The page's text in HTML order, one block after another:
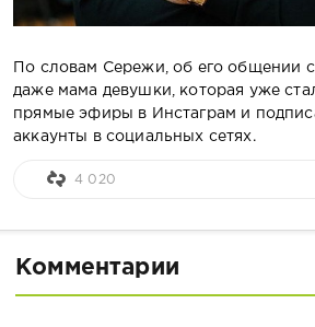
По словам Сережи, об его общении
даже мама девушки, которая уже
прямые эфиры в Инстаграм и
аккаунты в социальных сетях.
4 020
Комментарии